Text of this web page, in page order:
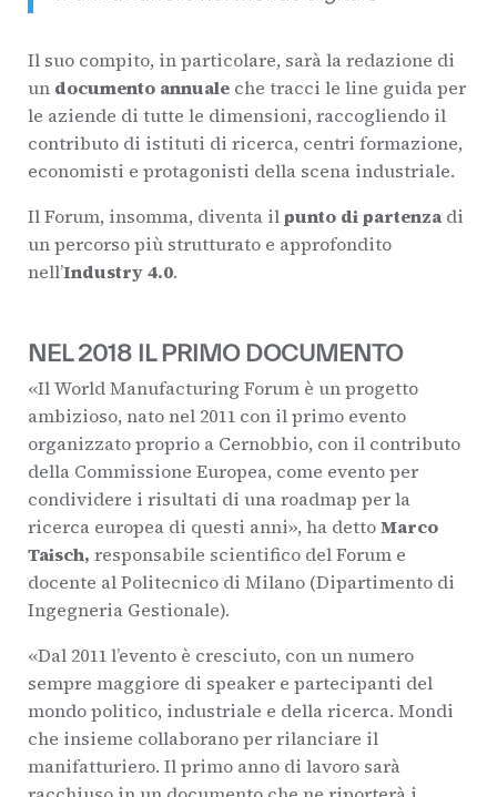
Il suo compito, in particolare, sarà la redazione di
un documento annuale che tracci le line guida per
le aziende di tutte le dimensioni, raccogliendo il
contributo di istituti di ricerca, centri formazione,
economisti e protagonisti della scena industriale.
Il Forum, insomma, diventa ilpunto di partenza di
un percorso più strutturato e approfondito
nell’Industry 4.0.
NEL 2018 IL PRIMO DOCUMENTO
«Il World Manufacturing Forum è un progetto
ambizioso, nato nel 2011 con il primo evento
organizzato proprio a Cernobbio, con il contributo
della Commissione Europea, come evento per
condividere i risultati di una roadmap per la
ricerca europea di questi anni», ha dettoMarco
Taisch, responsabile scientifico del Forum e
docente al Politecnico di Milano (Dipartimento di
Ingegneria Gestionale).
«Dal 2011 l’evento è cresciuto, con un numero
sempre maggiore di speaker e partecipanti del
mondo politico, industriale e della ricerca. Mondi
che insieme collaborano per rilanciare il
manifatturiero. Il primo anno di lavoro sarà